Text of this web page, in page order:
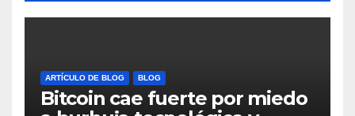
ARTÍCULO DE BLOG BLOG
Bitcoin cae fuerte por miedo